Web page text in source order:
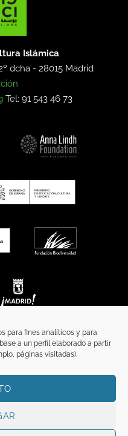
para fines analíticos y para
a un perfil elaborado a partir
páginas visitadas).
Islámica
dcha -28015 Madrid
Tel: 91 543 46 73
de los derechos de propiedad